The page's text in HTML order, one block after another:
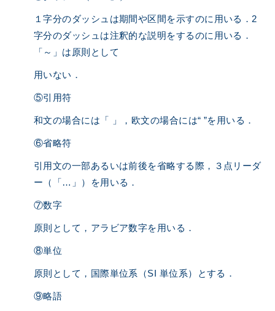
１字分のダッシュは期間や区間を示すのに用いる．2
字分のダッシュは注釈的な説明をするのに用いる．
「～」は原則として
用いない．
⑤引用符
和文の場合には「 」，欧文の場合には“ ”を用いる．
⑥省略符
引用文の一部あるいは前後を省略する際，３点リーダ
ー（「…」）を用いる．
⑦数字
原則として，アラビア数字を用いる．
⑧単位
原則として，国際単位系（SI 単位系）とする．
⑨略語